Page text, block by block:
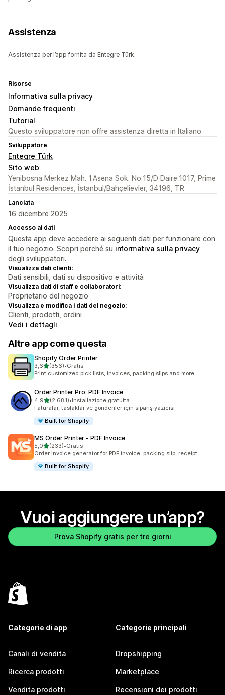
Assistenza
Assistenza per l’app fornita da Entegre Türk.
Risorse
Informativa sulla privacy
Domande frequenti
Tutorial
Questo sviluppatore non offre assistenza diretta in Italiano.
Sviluppatore
Entegre Türk
Sito web
Yenibosna Merkez Mah. 1.Asena Sok. No:15/D Daire:1017, Prime
İstanbul Residences, İstanbul/Bahçelievler, 34196, TR
Lanciata
16 dicembre 2025
Accesso ai dati
Questa app deve accedere ai seguenti dati per funzionare con
il tuo negozio. Scopri perché su informativa sulla privacy
degli sviluppatori.
Visualizza dati clienti:
Dati sensibili, dati su dispositivo e attività
Visualizza dati di staff e collaboratori:
Proprietario del negozio
Visualizza e modifica i dati del negozio:
Clienti, prodotti, ordini
Vedi i dettagli
Altre app come questa
Shopify Order Printer
3,6stelle su 5
(356)
356 recensioni totali
•Gratis
Print customized pick lists, invoices, packing slips and more
Order Printer Pro: PDF Invoice
4,9stelle su 5
(2.681)
2681 recensioni totali
•Installazione gratuita
Faturalar, taslaklar ve gönderiler için sipariş yazıcısı
Built for Shopify
MS Order Printer ‑ PDF Invoice
5,0stelle su 5
(233)
233 recensioni totali
•Gratis
Order invoice generator for PDF invoice, packing slip, receipt
Built for Shopify
Vuoi aggiungere un’app?
Prova Shopify gratis per tre giorni
Categorie di app
Canali di vendita
Ricerca prodotti
Vendita prodotti
Categorie principali
Dropshipping
Marketplace
Recensioni dei prodotti